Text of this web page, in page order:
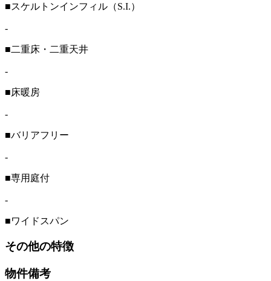
■スケルトンインフィル（S.I.）
-
■二重床・二重天井
-
■床暖房
-
■バリアフリー
-
■専用庭付
-
■ワイドスパン
その他の特徴
物件備考